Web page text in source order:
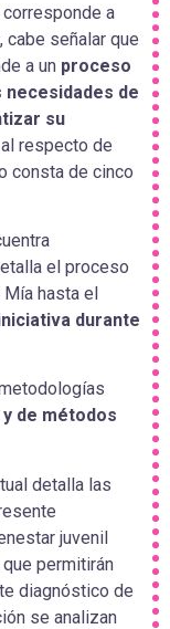
a
señalar que
a un proceso
de
su
respecto de
consta de cinco
el proceso
Mía hasta el
durante
de métodos
detalla las
juvenil
permitirán
diagnóstico de
se analizan